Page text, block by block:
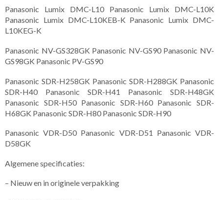
Panasonic Lumix DMC-L10 Panasonic Lumix DMC-L10K
Panasonic Lumix DMC-L10KEB-K Panasonic Lumix DMC-
L10KEG-K
Panasonic NV-GS328GK Panasonic NV-GS90 Panasonic NV-
GS98GK Panasonic PV-GS90
Panasonic SDR-H258GK Panasonic SDR-H288GK Panasonic
SDR-H40 Panasonic SDR-H41 Panasonic SDR-H48GK
Panasonic SDR-H50 Panasonic SDR-H60 Panasonic SDR-
H68GK Panasonic SDR-H80 Panasonic SDR-H90
Panasonic VDR-D50 Panasonic VDR-D51 Panasonic VDR-
D58GK
Algemene specificaties:
– Nieuw en in originele verpakking